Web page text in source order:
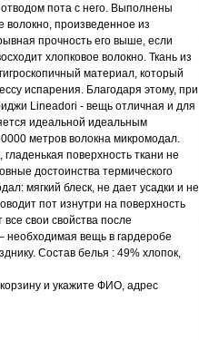
пота с него. Выполнены
произведенное из
прочность его выше, если
хлопковое волокно. Ткань из
материал, который
испарения. Благодаря этому, при
Lineadori - вещь отличная и для
идеальной идеальным
метров волокна микромодал.
поверхность ткани не
достоинства термического
мягкий блеск, не дает усадки и не
пот изнутри на поверхность
свои свойства после
необходимая вещь в гардеробе
Состав белья : 49% хлопок,
и укажите ФИО, адрес